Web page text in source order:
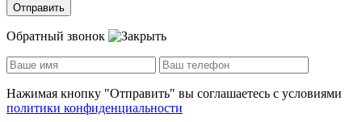
Отправить
Обратный звонок
Нажимая кнопку "Отправить" вы соглашаетесь с условиями
политики конфиденциальности